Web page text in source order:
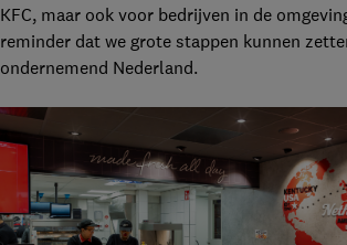
KFC, maar ook voor bedrijven in de
reminder dat we grote stappen kunnen
ondernemend Nederland.